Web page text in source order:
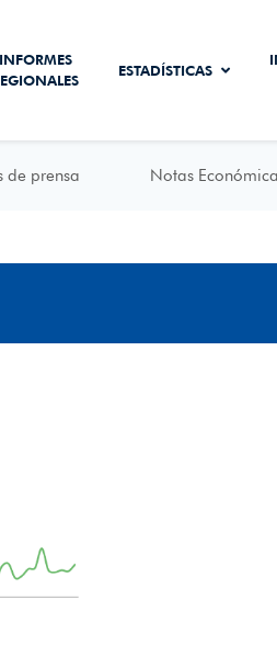
INFORMES
ESTADÍSTICAS
de prensa Notas